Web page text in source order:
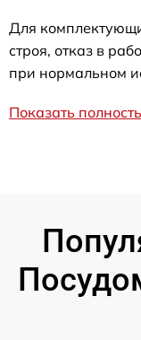
Для
строя, отказ в
при нормальном
Показать